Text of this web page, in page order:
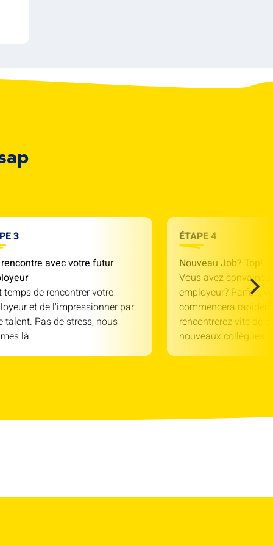
3
avec votre futur
temps de rencontrer votre
et de l'impressionner par
talent. Pas de stress, nous
là.
ÉTAPE 4
Nouveau Job? Top!
Vous avez
employeur? Parfait,
commencera
rencontrerez vite de
nouveaux collègues